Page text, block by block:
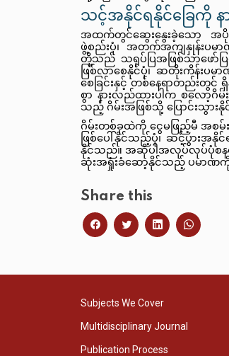
သင့်အနိုင်ရနိုင်ခြေကို န
အထက်တွင်ဆွေးနွေးခဲ့သော အပို
ဖွဲ့စည်းပုံ၊ အတက်အကျနှုန်းပမ
တို့သည် သရုပ်ပြအဖြစ်သာဖော်ပ
ဖြစ်လာစေနိုင်ပုံ၊ ဆတိုးကိန်းပမ
စေခြင်းနှင့် တစ်နေရာတည်းတွင်
စွာ နားလည်ထားပါက စလော့ဂိ
သည့် ဂိမ်းအဖြစ်သို့ ပြောင်းသွား
ဂိမ်းတစ်ခုထဲကို ငွေမဖြည့်မီ အစမ်
ဖြစ်ပေါ်နိုင်သည့်ပုံ၊ ဆင့်ပွားအနို
နိုင်သည်။ အဆိုပါအလုပ်လုပ်ပုံစနစ်
ဆုံးအရှုံးခံဆော့နိုင်သည့် ပမာဏကို
Share this
Subjects We Cover
Multidisciplinary Journal
Publication Process